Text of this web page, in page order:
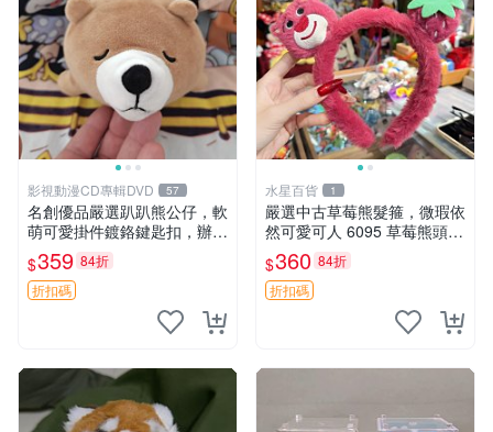
影視動漫CD專輯DVD 57
名創優品嚴選趴趴熊公仔，軟
萌可愛掛件鍍鉻鍵匙扣，辦公
放松好選擇 趴趴熊 鍍鉻鍵匙
扣 萬用掛件
$359 84折
折扣碼
水星百貨 1
嚴選中古草莓熊髮箍，微瑕依
然可愛可人 6095 草莓熊頭飾
中古髮圈 熊寶 寶寶 娃娃熊髮
箍 中古收藏 玩具髮夾
$360 84折
折扣碼